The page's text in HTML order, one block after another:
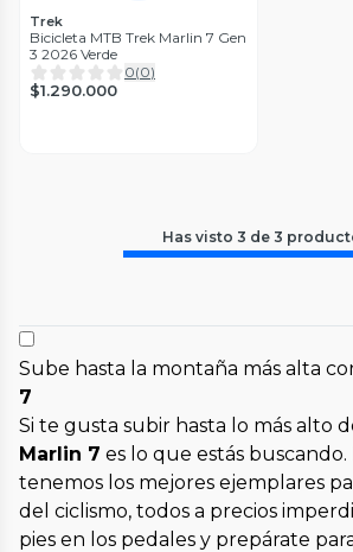
Trek
Bicicleta MTB Trek Marlin 7 Gen
3 2026 Verde
0(0)
$1.290.000
Has visto 3 de 3
Sube hasta la montaña más alta
7
Si te gusta subir hasta lo más alto
Marlin 7 es lo que estás buscando.
tenemos los mejores ejemplares
del ciclismo, todos a precios
pies en los pedales y prepárate